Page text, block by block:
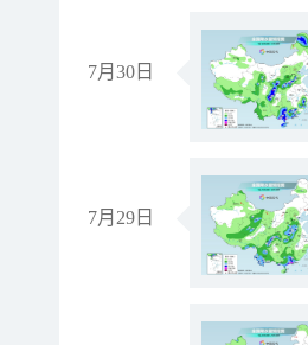
7月30日
7月29日